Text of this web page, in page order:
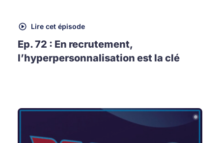
Lire cet épisode
Ep. 72 : En recrutement,
l’hyperpersonnalisation est la clé